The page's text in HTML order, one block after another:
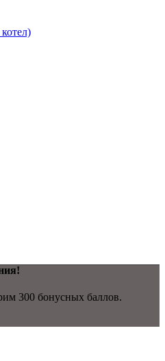
300 бонусных баллов.